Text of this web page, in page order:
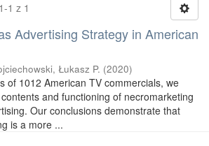
1 z 1
Advertising Strategy in American
Łukasz P. (2020)
of 1012 American TV commercials, we
and functioning of necromarketing
Our conclusions demonstrate that
is a more ...